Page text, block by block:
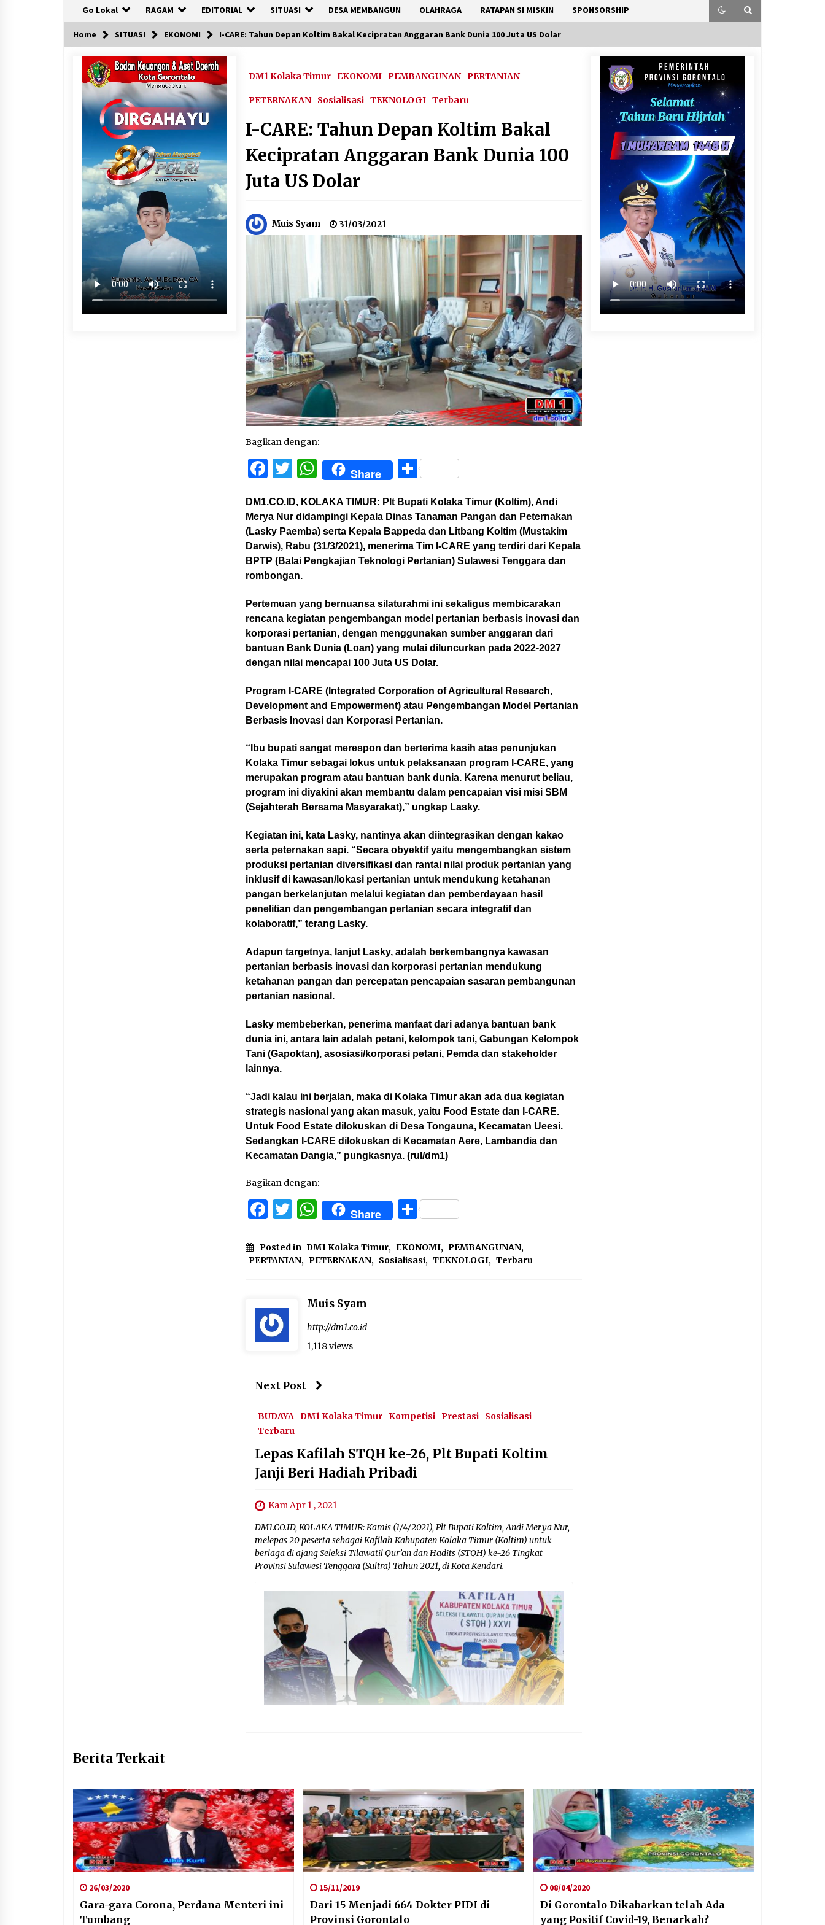
Go Lokal RAGAM EDITORIAL SITUASI DESA MEMBANGUN OLAHRAGA RATAPAN SI MISKIN SPONSORSHIP
Home SITUASI EKONOMI I-CARE: Tahun Depan Koltim Bakal Kecipratan Anggaran Bank Dunia 100 Juta US Dolar
DM1 Kolaka Timur EKONOMI PEMBANGUNAN PERTANIAN
PETERNAKAN Sosialisasi TEKNOLOGI Terbaru
I-CARE: Tahun Depan Koltim Bakal
Kecipratan Anggaran Bank Dunia 100
Juta US Dolar
Muis Syam 31/03/2021
Bagikan dengan:
Facebook
Twitter
WhatsApp
Share Share
DM1.CO.ID, KOLAKA TIMUR: Plt Bupati Kolaka Timur (Koltim), Andi
Merya Nur didampingi Kepala Dinas Tanaman Pangan dan Peternakan
(Lasky Paemba) serta Kepala Bappeda dan Litbang Koltim (Mustakim
Darwis), Rabu (31/3/2021), menerima Tim I-CARE yang terdiri dari Kepala
BPTP (Balai Pengkajian Teknologi Pertanian) Sulawesi Tenggara dan
rombongan.
Pertemuan yang bernuansa silaturahmi ini sekaligus membicarakan
rencana kegiatan pengembangan model pertanian berbasis inovasi dan
korporasi pertanian, dengan menggunakan sumber anggaran dari
bantuan Bank Dunia (Loan) yang mulai diluncurkan pada 2022-2027
dengan nilai mencapai 100 Juta US Dolar.
Program I-CARE (Integrated Corporation of Agricultural Research,
Development and Empowerment) atau Pengembangan Model Pertanian
Berbasis Inovasi dan Korporasi Pertanian.
“Ibu bupati sangat merespon dan berterima kasih atas penunjukan
Kolaka Timur sebagai lokus untuk pelaksanaan program I-CARE, yang
merupakan program atau bantuan bank dunia. Karena menurut beliau,
program ini diyakini akan membantu dalam pencapaian visi misi SBM
(Sejahterah Bersama Masyarakat),” ungkap Lasky.
Kegiatan ini, kata Lasky, nantinya akan diintegrasikan dengan kakao
serta peternakan sapi. “Secara obyektif yaitu mengembangkan sistem
produksi pertanian diversifikasi dan rantai nilai produk pertanian yang
inklusif di kawasan/lokasi pertanian untuk mendukung ketahanan
pangan berkelanjutan melalui kegiatan dan pemberdayaan hasil
penelitian dan pengembangan pertanian secara integratif dan
kolaboratif,” terang Lasky.
Adapun targetnya, lanjut Lasky, adalah berkembangnya kawasan
pertanian berbasis inovasi dan korporasi pertanian mendukung
ketahanan pangan dan percepatan pencapaian sasaran pembangunan
pertanian nasional.
Lasky membeberkan, penerima manfaat dari adanya bantuan bank
dunia ini, antara lain adalah petani, kelompok tani, Gabungan Kelompok
Tani (Gapoktan), asosiasi/korporasi petani, Pemda dan stakeholder
lainnya.
“Jadi kalau ini berjalan, maka di Kolaka Timur akan ada dua kegiatan
strategis nasional yang akan masuk, yaitu Food Estate dan I-CARE.
Untuk Food Estate dilokuskan di Desa Tongauna, Kecamatan Ueesi.
Sedangkan I-CARE dilokuskan di Kecamatan Aere, Lambandia dan
Kecamatan Dangia,” pungkasnya. (rul/dm1)
Bagikan dengan:
Facebook
Twitter
WhatsApp
Share Share
Posted in DM1 Kolaka Timur, EKONOMI, PEMBANGUNAN,
PERTANIAN, PETERNAKAN, Sosialisasi, TEKNOLOGI, Terbaru
Muis Syam
http://dm1.co.id
1,118 views
Next Post
BUDAYA DM1 Kolaka Timur Kompetisi Prestasi
Sosialisasi
Terbaru
Lepas Kafilah STQH ke-26, Plt Bupati Koltim
Janji Beri Hadiah Pribadi
Kam Apr 1 , 2021
DM1.CO.ID, KOLAKA TIMUR: Kamis (1/4/2021), Plt Bupati Koltim, Andi Merya Nur,
melepas 20 peserta sebagai Kafilah Kabupaten Kolaka Timur (Koltim) untuk
berlaga di ajang Seleksi Tilawatil Qur’an dan Hadits (STQH) ke-26 Tingkat
Provinsi Sulawesi Tenggara (Sultra) Tahun 2021, di Kota Kendari.
Berita Terkait
26/03/2020
Gara-gara Corona, Perdana Menteri ini
Tumbang
15/11/2019
Dari 15 Menjadi 664 Dokter PIDI di
Provinsi Gorontalo
08/04/2020
Di Gorontalo Dikabarkan telah Ada
yang Positif Covid-19, Benarkah?